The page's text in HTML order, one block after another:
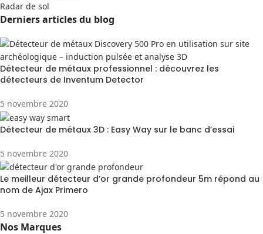
Radar de sol
Derniers articles du blog
Détecteur de métaux professionnel : découvrez les
détecteurs de Inventum Detector
5 novembre 2020
Détecteur de métaux 3D : Easy Way sur le banc d’essai
5 novembre 2020
Le meilleur détecteur d’or grande profondeur 5m répond au
nom de Ajax Primero
5 novembre 2020
Nos Marques